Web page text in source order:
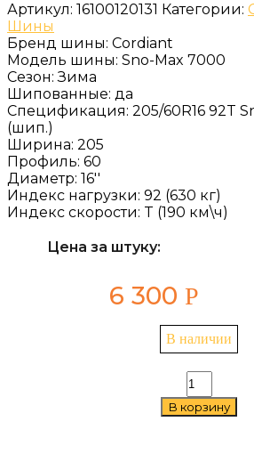
Артикул: 16100120131 Категории:
Шины
Бренд шины: Cordiant
Модель шины: Sno-Max 7000
Сезон:Зима
Шипованные: да
Спецификация: 205/60R16 92T
(шип.)
Ширина: 205
Профиль: 60
Диаметр: 16''
Индекс нагрузки: 92 (630 кг)
Индекс скорости: T (190 км\ч)
Цена за штуку:
6 300 Р
В наличии
Количество
товара
Cordiant
В корзину